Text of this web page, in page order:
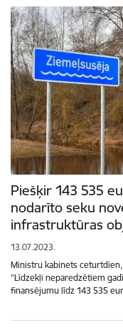
Piešķir 143 535
nodarīto seku
infrastruktūras
13.07.2023.
Ministru kabinets
"Līdzekļi neparedzētiem
finansējumu līdz 143 535